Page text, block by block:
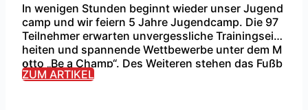
In wenigen Stunden beginnt wieder unser Jugend
camp und wir feiern 5 Jahre Jugendcamp. Die 97
Teilnehmer erwarten unvergessliche Trainingsein
heiten und spannende Wettbewerbe unter dem M
otto „Be a Champ“. Des Weiteren stehen das Fußb
allabzeichen und andere Highlights auf dem Progr
...
ZUM ARTIKEL